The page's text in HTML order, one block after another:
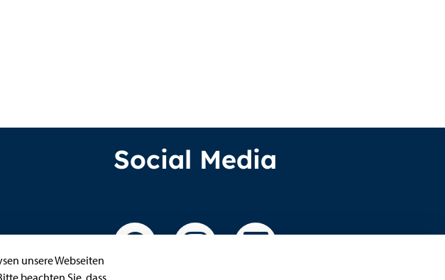
Social Media
unsere Webseiten
beachten Sie, dass